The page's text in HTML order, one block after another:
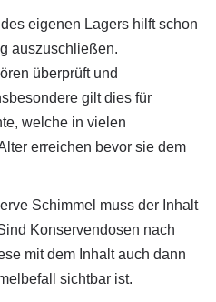
eigenen Lagers hilft schon
auszuschließen.
überprüft und
gilt dies für
welche in vielen
erreichen bevor sie dem
Schimmel muss der Inhalt
Konservendosen nach
mit dem Inhalt auch dann
sichtbar ist.